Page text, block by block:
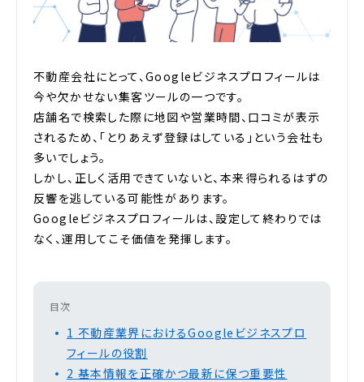
不動産会社にとって、Googleビジネスプロフィールは
今や欠かせない集客ツールの一つです。
店舗名で検索した際に地図や営業時間、口コミが表示
されるため、「とりあえず登録はしている」という会社も
多いでしょう。
しかし、正しく活用できていないと、本来得られるはずの
反響を逃している可能性があります。
Googleビジネスプロフィールは、設定して終わりでは
なく、運用してこそ価値を発揮します。
目次
1 不動産業界におけるGoogleビジネスプロ
フィールの役割
2 基本情報を正確かつ最新に保つ重要性